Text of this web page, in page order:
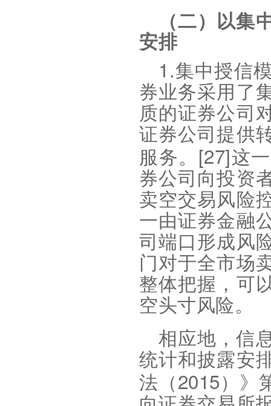
（二）以集
安排
1.集中授信
券业务采用了
质的证券公司
证券公司提供
服务。 [27]这
券公司向投资
卖空交易风险
一由证券金融
司端口形成风
门对于全市场
整体把握，可
空头寸风险。
相应地，信
统计和披露安
法（ 2015 ）》